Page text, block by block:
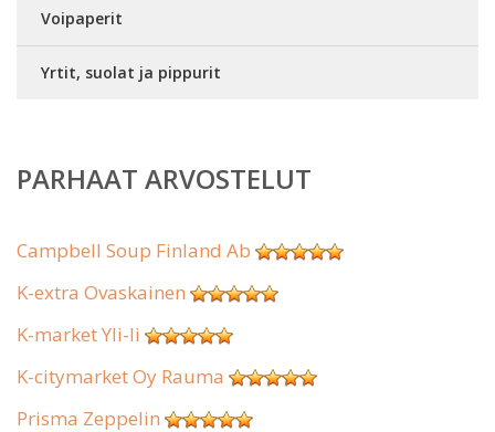
Voipaperit
Yrtit, suolat ja pippurit
PARHAAT ARVOSTELUT
Campbell Soup Finland Ab
K-extra Ovaskainen
K-market Yli-Ii
K-citymarket Oy Rauma
Prisma Zeppelin